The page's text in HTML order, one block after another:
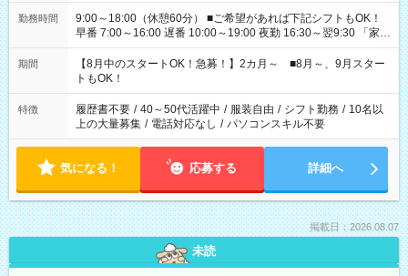
勤務時間
9:00～18:00（休憩60分） ■ご希望があれば下記シフトもOK！
早番 7:00～16:00 遅番 10:00～19:00 夜勤 16:30～翌9:30 「家族
と休みを合わせたい」 「余裕を持って夕飯の準備がしたい」
「できれば残業はしたくない」 など、ご希望を教えてください
ね。 ※Wワーク希望の方へ 今ご覧のお仕事で希望する勤務時間
と、もう1つのお仕事の勤務時間。 合計で週40時間を超える場
合は応募できません。
期間
【8月中のスタートOK！急募！】2カ月～ ■8月～、9月スター
トもOK！
特徴 履歴書不要 / 40～50代活躍中 / 服装自由 / シフト勤務 / 10名以
上の大量募集 / 電話対応なし / パソコンスキル不要
気になる！ 応募する 詳細へ
掲載日：2026.08.07
未読